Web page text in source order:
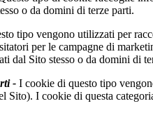
o da domini di terze parti.
tipo vengono utilizzati per
per le campagne di
dal Sito stesso o da domini di
- I cookie di questo tipo
I cookie di questa